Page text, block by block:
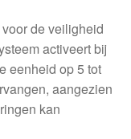
de veiligheid
activeert bij
eenheid op 5 tot
aangezien
kan